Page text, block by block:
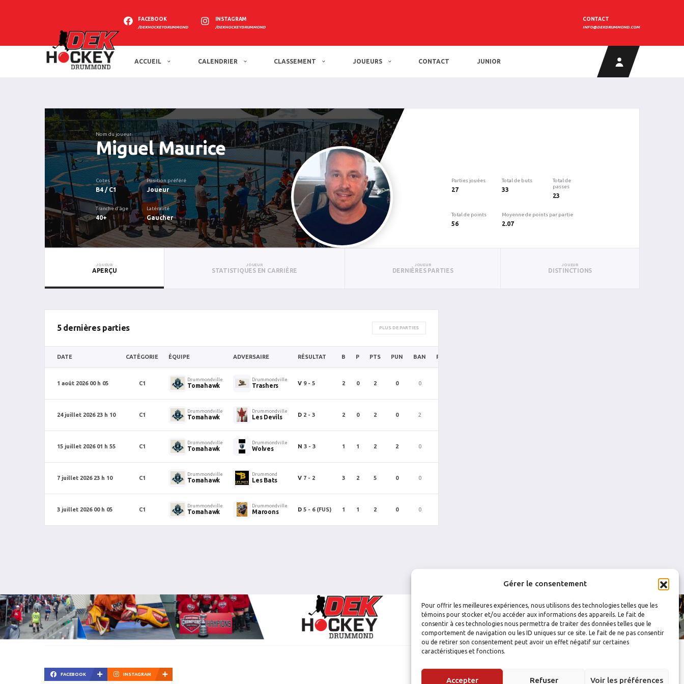
Gérer le consentement
Pour offrir les meilleures expériences, nous utilisons des technologies telles que les
témoins pour stocker et/ou accéder aux informations des appareils. Le fait de
consentir à ces technologies nous permettra de traiter des données telles que le
comportement de navigation ou les ID uniques sur ce site. Le fait de ne pas consentir
ou de retirer son consentement peut avoir un effet négatif sur certaines
caractéristiques et fonctions.
Accepter Refuser Voir les préférences
FACEBOOK
/DEKHOCKEYDRUMMOND
INSTAGRAM
/DEKHOCKEYDRUMMOND
CONTACT
INFO@DEKDRUMMOND.COM
ACCUEIL CALENDRIER CLASSEMENT JOUEURS CONTACT JUNIOR
Nom du joueur
Miguel Maurice
Cotes
B4 / C1
Position préféré
Joueur
Tranche d'âge
40+
Latéralité
Gaucher
Parties jouées
27
Total de buts
33
Total de
passes
23
Total de points
56
Moyenne de points par partie
2.07
JOUEUR
APERÇU
JOUEUR
STATISTIQUES EN CARRIÈRE
JOUEUR
DERNIÈRES PARTIES
JOUEUR
DISTINCTIONS
5 dernières parties PLUS DE PARTIES
DATE CATÉGORIE ÉQUIPE ADVERSAIRE RÉSULTAT B P PTS PUN BAN PAN
1 août 2026 00 h 05 C1
Drummondville
Tomahawk
Drummondville
Trashers V 9 - 5 2 0 2 0 0
24 juillet 2026 23 h 10 C1
Drummondville
Tomahawk
Drummondville
Les Devils D 2 - 3 2 0 2 0 2
15 juillet 2026 01 h 55 C1
Drummondville
Tomahawk
Drummondville
Wolves N 3 - 3 1 1 2 2 0
7 juillet 2026 23 h 10 C1
Drummondville
Tomahawk
Drummond
Les Bats V 7 - 2 3 2 5 0 0
3 juillet 2026 00 h 05 C1
Drummondville
Tomahawk
Drummondville
Maroons D 5 - 6 (FUS) 1 1 2 0 0
FACEBOOK INSTAGRAM